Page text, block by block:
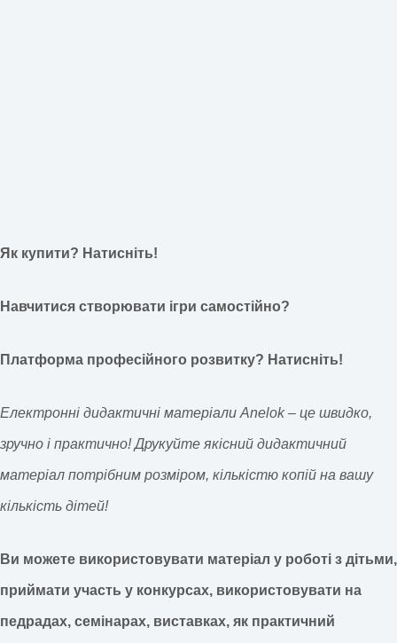
Як купити? Натисніть!
Навчитися створювати ігри самостійно?
Платформа професійного розвитку? Натисніть!
Електронні дидактичні матеріали Anelok – це швидко,
зручно і практично! Друкуйте якісний дидактичний
матеріал потрібним розміром, кількістю копій на вашу
кількість дітей!
Ви можете використовувати матеріал у роботі з дітьми,
приймати участь у конкурсах, використовувати на
педрадах, семінарах, виставках, як практичний